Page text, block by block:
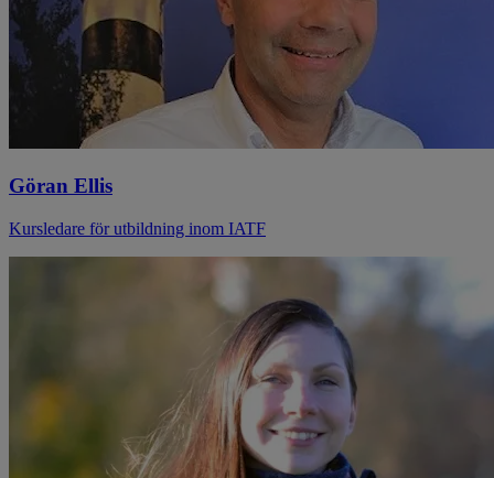
Göran Ellis
Kursledare för utbildning inom IATF